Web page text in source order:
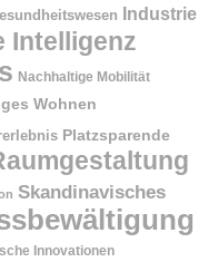
Industrie
Intelligenz
Nachhaltige Mobilität
Wohnen
Platzsparende
Skandinavisches
Innovationen